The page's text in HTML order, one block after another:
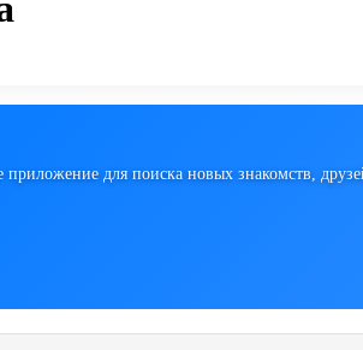
для поиска новых знакомств,